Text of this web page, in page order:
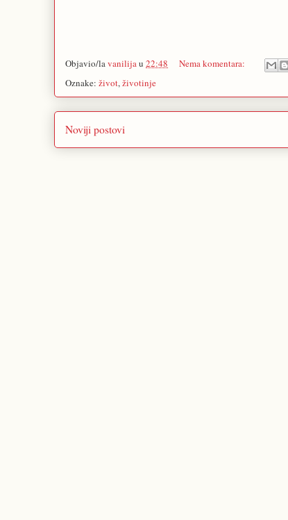
Objavio/lavanilijau 22:48
Nema komentara:
Oznake: život,životinje
Noviji postovi